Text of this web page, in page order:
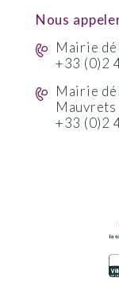
Nous
Mairie
+33 (0)2
Mairie
Mauvrets
+33 (0)2